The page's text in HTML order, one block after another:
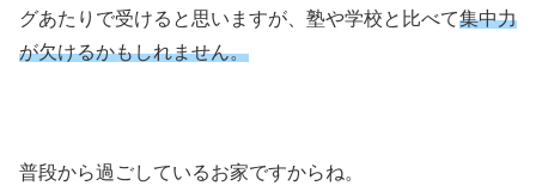
グあたりで受けると思いますが、塾や学校と比べて集中力
が欠けるかもしれません。
普段から過ごしているお家ですからね。